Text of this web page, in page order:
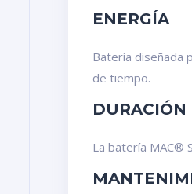
ENERGÍA
Batería diseñada
de tiempo.
DURACIÓN
La batería MAC®